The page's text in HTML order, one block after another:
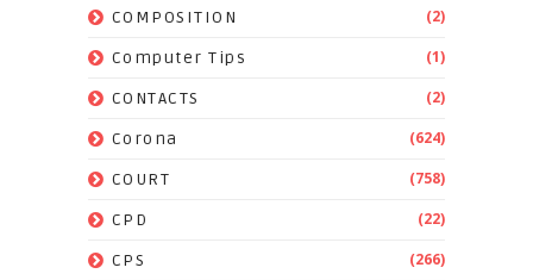
COMPOSITION (2)
Computer Tips (1)
CONTACTS (2)
Corona (624)
COURT (758)
CPD (22)
CPS (266)